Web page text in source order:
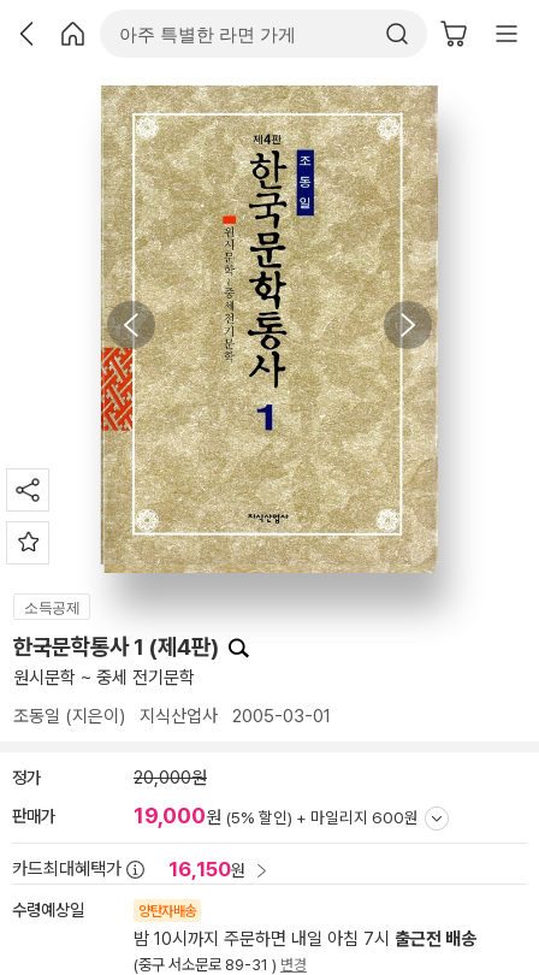
소득공제
한국문학통사 1 (제4판)
원시문학 ~ 중세 전기문학
조동일 (지은이) 지식산업사 2005-03-01
정가 20,000원
판매가 19,000원 (5% 할인) + 마일리지 600원
카드최대혜택가 16,150원
수령예상일 양탄자배송
밤 10시까지 주문하면 내일 아침 7시 출근전 배송
(중구 서소문로 89-31 ) 변경